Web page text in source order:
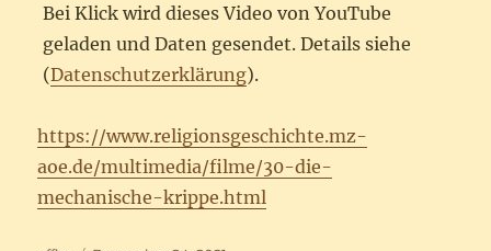
Bei Klick wird dieses Video von YouTube
geladen und Daten gesendet. Details siehe
(Datenschutzerklärung).
https://www.religionsgeschichte.mz-
aoe.de/multimedia/filme/30-die-
mechanische-krippe.html